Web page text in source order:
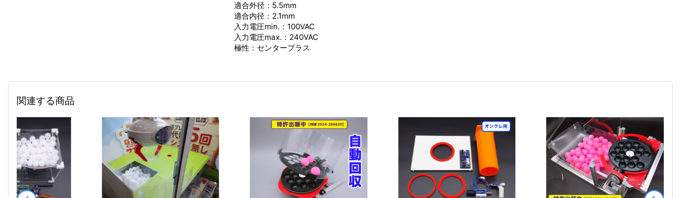
適合外径：5.5mm
適合内径：2.1mm
入力電圧min.：100VAC
入力電圧max.：240VAC
極性：センタープラス
関連する商品